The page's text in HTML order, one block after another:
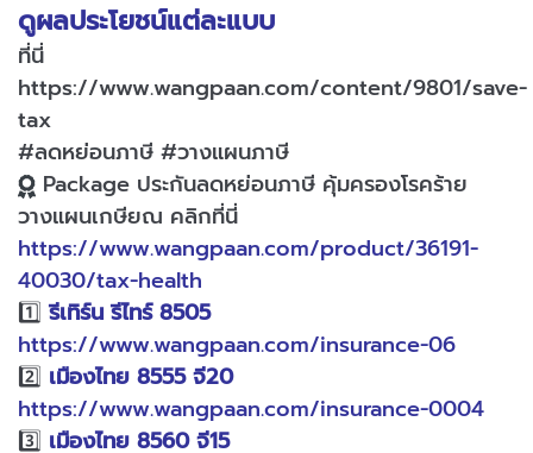
ดูผลประโยชน์แต่ละแบบ
ที่นี่
https://www.wangpaan.com/content/9801/save-
tax
#ลดหย่อนภาษี #วางแผนภาษี
Package ประกันลดหย่อนภาษี คุ้มครองโรคร้าย
วางแผนเกษียณ คลิกที่นี่
https://www.wangpaan.com/product/36191-
40030/tax-health
1️⃣ รีเทิร์น รีไทร์ 8505
https://www.wangpaan.com/insurance-06
2️⃣ เมืองไทย 8555 จี20
https://www.wangpaan.com/insurance-0004
3️⃣ เมืองไทย 8560 จี15